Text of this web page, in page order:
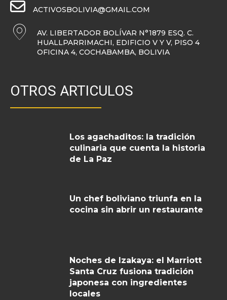
ACTIVOSBOLIVIA@GMAIL.COM
AV. LIBERTADOR BOLÍVAR N°1879 ESQ. C.
HUALLPARRIMACHI, EDIFICIO V Y V, PISO 4
OFICINA 4, COCHABAMBA, BOLIVIA
OTROS ARTICULOS
Los agachaditos: la tradición
culinaria que cuenta la historia
de La Paz
Un chef boliviano triunfa en la
cocina sin abrir un restaurante
Noches de Izakaya: el Marriott
Santa Cruz fusiona tradición
japonesa con ingredientes
locales